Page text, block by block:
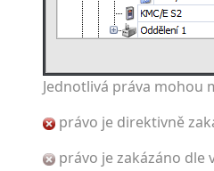
Jednotlivá práva mohou
právo je direktivně
právo je zakázáno